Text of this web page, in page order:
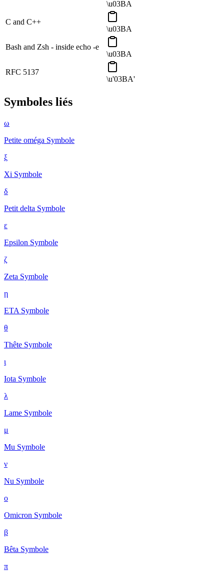
\u03BA
C and C++
\u03BA
Bash and Zsh - inside echo -e
\u03BA
RFC 5137
\u'03BA'
Symboles liés
ω
Petite oméga Symbole
ξ
Xi Symbole
δ
Petit delta Symbole
ε
Epsilon Symbole
ζ
Zeta Symbole
η
ETA Symbole
θ
Thête Symbole
ι
Iota Symbole
λ
Lame Symbole
μ
Mu Symbole
ν
Nu Symbole
ο
Omicron Symbole
β
Bêta Symbole
π